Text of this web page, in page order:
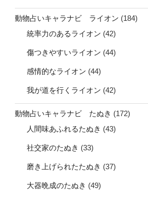
動物占いキャラナビ ライオン (184)
統率力のあるライオン (42)
傷つきやすいライオン (44)
感情的なライオン (44)
我が道を行くライオン (42)
動物占いキャラナビ たぬき (172)
人間味あふれるたぬき (43)
社交家のたぬき (33)
磨き上げられたたぬき (37)
大器晩成のたぬき (49)